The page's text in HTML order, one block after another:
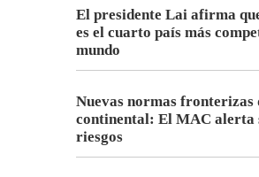
El presidente Lai afirma
es el cuarto país más
mundo
Nuevas normas fronterizas
continental: El MAC alerta
riesgos